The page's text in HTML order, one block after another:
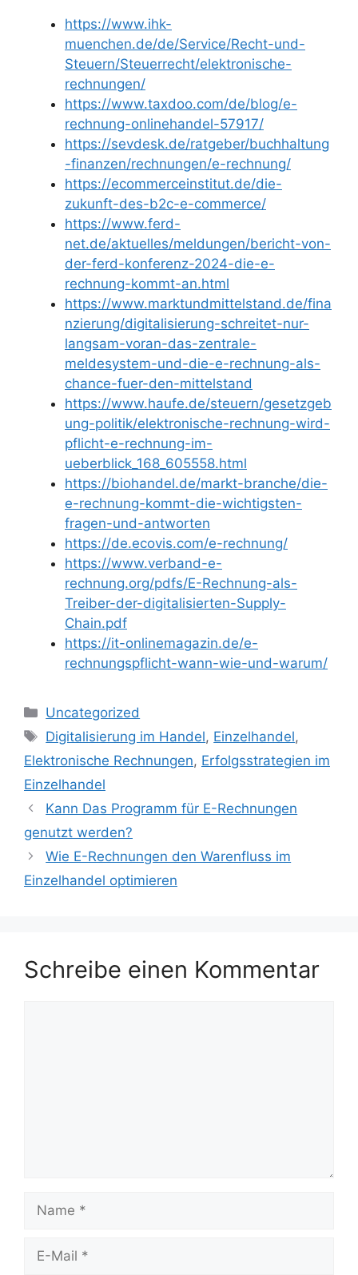
https://www.ihk-
muenchen.de/de/Service/Recht-und-
Steuern/Steuerrecht/elektronische-
rechnungen/
https://www.taxdoo.com/de/blog/e-
rechnung-onlinehandel-57917/
https://sevdesk.de/ratgeber/buchhaltung
-finanzen/rechnungen/e-rechnung/
https://ecommerceinstitut.de/die-
zukunft-des-b2c-e-commerce/
https://www.ferd-
net.de/aktuelles/meldungen/bericht-von-
der-ferd-konferenz-2024-die-e-
rechnung-kommt-an.html
https://www.marktundmittelstand.de/fina
nzierung/digitalisierung-schreitet-nur-
langsam-voran-das-zentrale-
meldesystem-und-die-e-rechnung-als-
chance-fuer-den-mittelstand
https://www.haufe.de/steuern/gesetzgeb
ung-politik/elektronische-rechnung-wird-
pflicht-e-rechnung-im-
ueberblick_168_605558.html
https://biohandel.de/markt-branche/die-
e-rechnung-kommt-die-wichtigsten-
fragen-und-antworten
https://de.ecovis.com/e-rechnung/
https://www.verband-e-
rechnung.org/pdfs/E-Rechnung-als-
Treiber-der-digitalisierten-Supply-
Chain.pdf
https://it-onlinemagazin.de/e-
rechnungspflicht-wann-wie-und-warum/
Kategorien
Uncategorized
Schlagwörter
Digitalisierung im Handel, Einzelhandel,
Elektronische Rechnungen, Erfolgsstrategien im
Einzelhandel
Kann Das Programm für E-Rechnungen
genutzt werden?
Wie E-Rechnungen den Warenfluss im
Einzelhandel optimieren
Schreibe einen Kommentar
Name